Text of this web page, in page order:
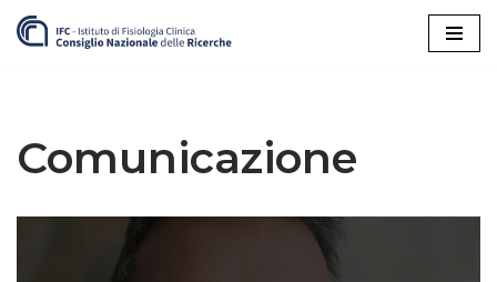
Comunicazione